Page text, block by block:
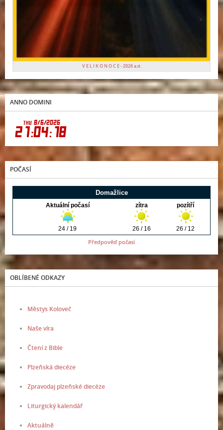
V E L I K O N O C E - 2026 a.d.
ANNO DOMINI
POČASÍ
Předpověď počasí
OBLÍBENÉ ODKAZY
Městys Koloveč
Naše víra
Čtení z Bible
Plzeňská diecéze
Zpravodaj plzeňské diecéze
Liturgický kalendář
Aktuálně